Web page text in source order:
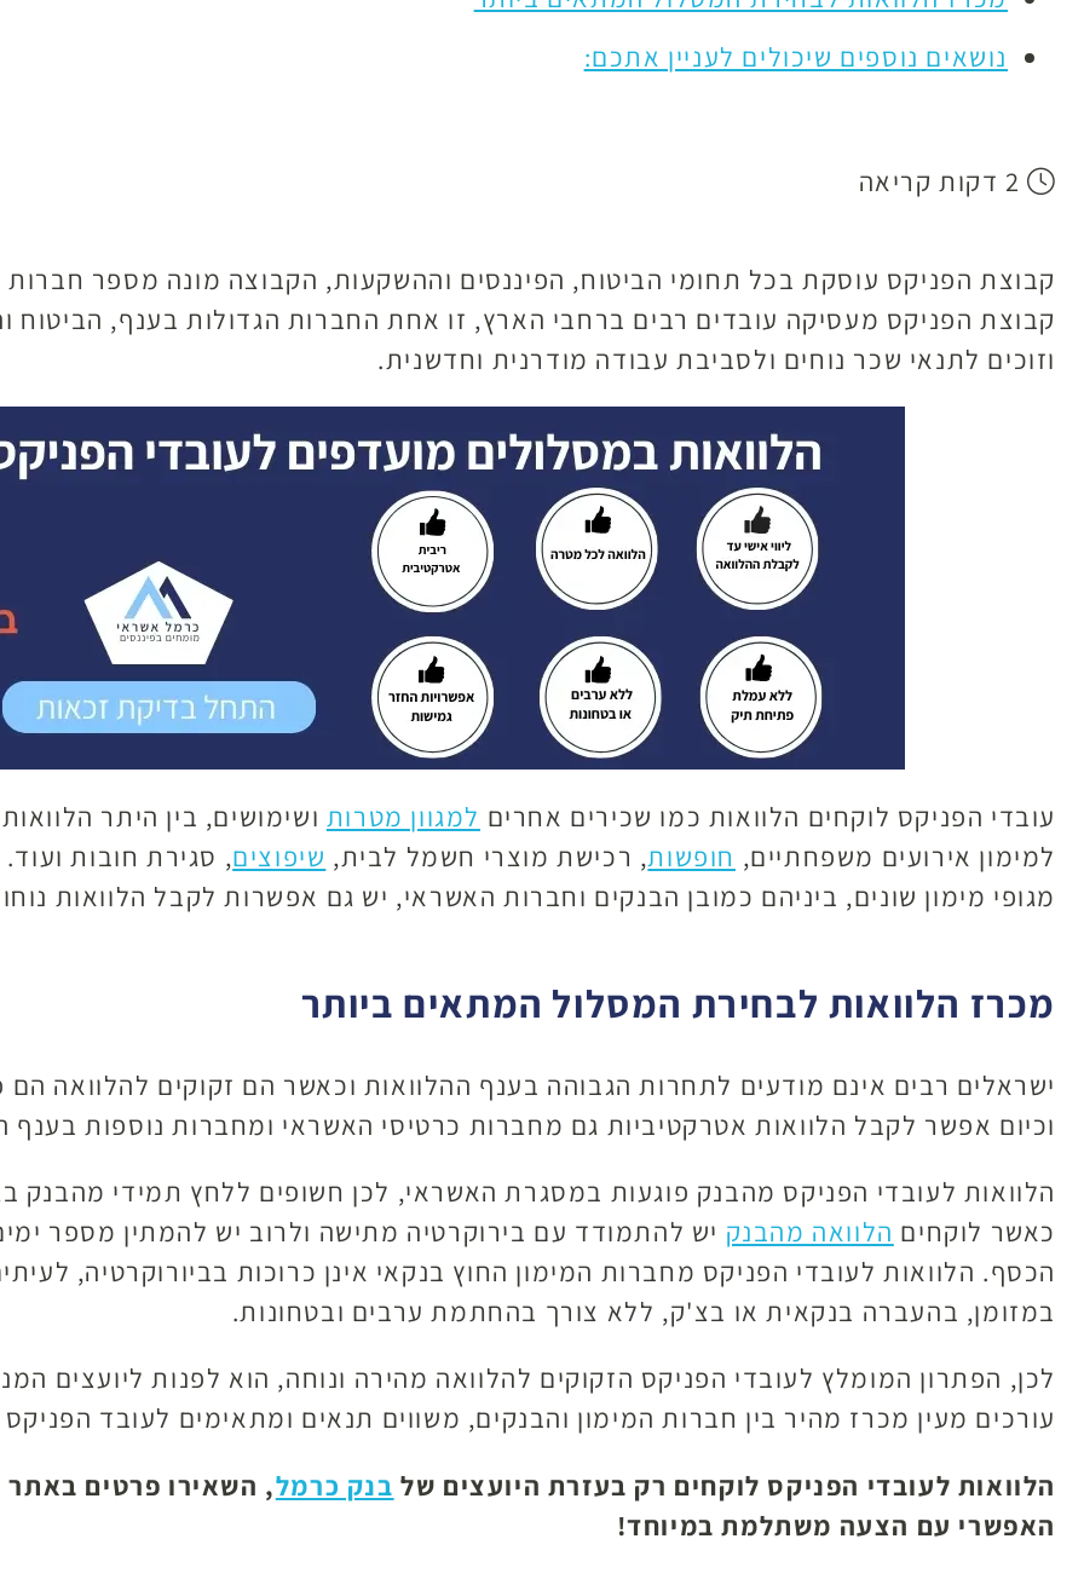
נושאים נוספים שיכולים לעניין אתכם:
2 דקות קריאה
קבוצת הפניקס עוסקת בכל תחומי הביטוח, הפיננסים וההשקעות, הקבוצה מונה מספר
קבוצת הפניקס מעסיקה עובדים רבים ברחבי הארץ, זו אחת החברות הגדולות בענף, הביטוח
וזוכים לתנאי שכר נוחים ולסביבת עבודה מודרנית וחדשנית.
עובדי הפניקס לוקחים הלוואות כמו שכירים אחרים למגוון מטרות ושימושים, בין היתר
למימון אירועים משפחתיים, חופשות, רכישת מוצרי חשמל לבית, שיפוצים, סגירת חובות
מגופי מימון שונים, ביניהם כמובן הבנקים וחברות האשראי, יש גם אפשרות לקבל הלוואות
מכרז הלוואות לבחירת המסלול המתאים ביותר
ישראלים רבים אינם מודעים לתחרות הגבוהה בענף ההלוואות וכאשר הם זקוקים להלוואה
וכיום אפשר לקבל הלוואות אטרקטיביות גם מחברות כרטיסי האשראי ומחברות נוספות בענף
הלוואות לעובדי הפניקס מהבנק פוגעות במסגרת האשראי, לכן חשופים ללחץ תמידי
כאשר לוקחים הלוואה מהבנק יש להתמודד עם בירוקרטיה מתישה ולרוב יש להמתין מספר
הכסף. הלוואות לעובדי הפניקס מחברות המימון החוץ בנקאי אינן כרוכות בביורוקרטיה,
במזומן, בהעברה בנקאית או בצ'ק, ללא צורך בהחתמת ערבים ובטחונות.
לכן, הפתרון המומלץ לעובדי הפניקס הזקוקים להלוואה מהירה ונוחה, הוא לפנות ליועצים
עורכים מעין מכרז מהיר בין חברות המימון והבנקים, משווים תנאים ומתאימים לעובד
הלוואות לעובדי הפניקס לוקחים רק בעזרת היועצים של בנק כרמל, השאירו פרטים באתר
האפשרי עם הצעה משתלמת במיוחד!